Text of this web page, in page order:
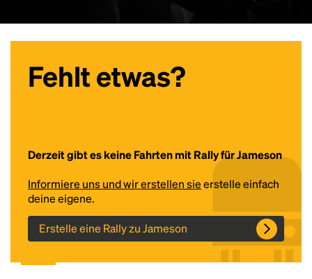
Fehlt etwas?
Derzeit gibt es keine Fahrten mit Rally für Jameson
Informiere uns und wir erstellen sieerstelle einfach
deine eigene.
Erstelle eine Rally zu Jameson